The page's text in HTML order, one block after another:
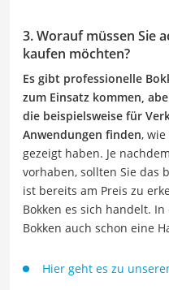
3. Worauf müssen Sie
kaufen möchten?
Es gibt professionelle
zum Einsatz kommen,
die beispielsweise für
Anwendungen finden,
gezeigt haben. Je
vorhaben, sollten Sie das
ist bereits am Preis zu
Bokken es sich handelt.
Bokken auch schon eine
Hier geht es zu